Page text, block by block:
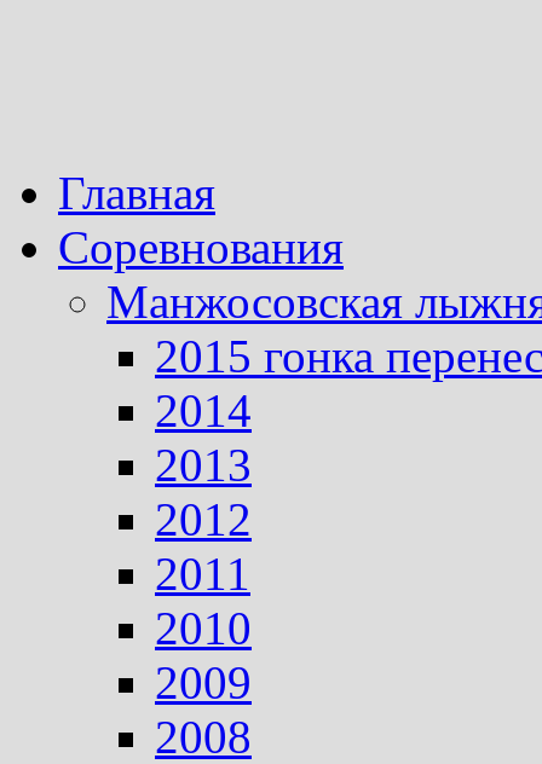
Главная
Соревнования
Манжосовская
2015 гонка
2014
2013
2012
2011
2010
2009
2008